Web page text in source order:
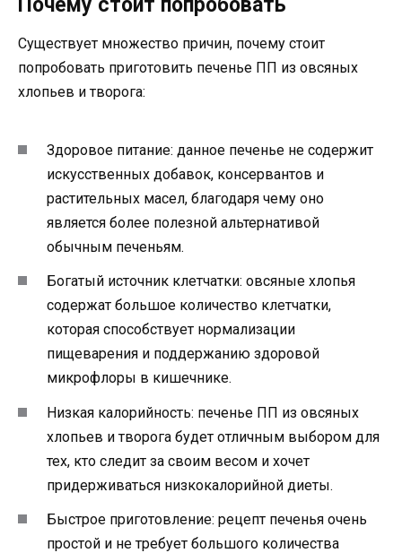
Существует множество причин, почему стоит
попробовать приготовить печенье ПП из овсяных
хлопьев и творога:
Здоровое питание: данное печенье не содержит
искусственных добавок, консервантов и
растительных масел, благодаря чему оно
является более полезной альтернативой
обычным печеньям.
Богатый источник клетчатки: овсяные хлопья
содержат большое количество клетчатки,
которая способствует нормализации
пищеварения и поддержанию здоровой
микрофлоры в кишечнике.
Низкая калорийность: печенье ПП из овсяных
хлопьев и творога будет отличным выбором для
тех, кто следит за своим весом и хочет
придерживаться низкокалорийной диеты.
Быстрое приготовление: рецепт печенья очень
простой и не требует большого количества